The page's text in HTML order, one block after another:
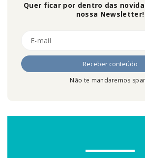
Quer ficar por dentro das
nossa Newsletter!
Não te mandaremos